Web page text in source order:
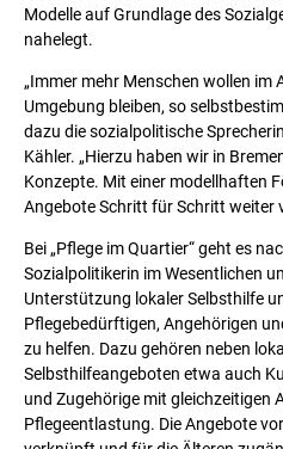
Modelle auf Grundlage des
nahelegt.
„Immer mehr Menschen wollen im
Umgebung bleiben, so
dazu die sozialpolitische
Kähler. „Hierzu haben wir in
Konzepte. Mit einer modellhaften
Angebote Schritt für Schritt weiter
Bei „Pflege im Quartier“ geht es
Sozialpolitikerin im Wesentlichen
Unterstützung lokaler Selbsthilfe
Pflegebedürftigen, Angehörigen
zu helfen. Dazu gehören neben
Selbsthilfeangeboten etwa auch
und Zugehörige mit gleichzeitigen
Pflegeentlastung. Die Angebote